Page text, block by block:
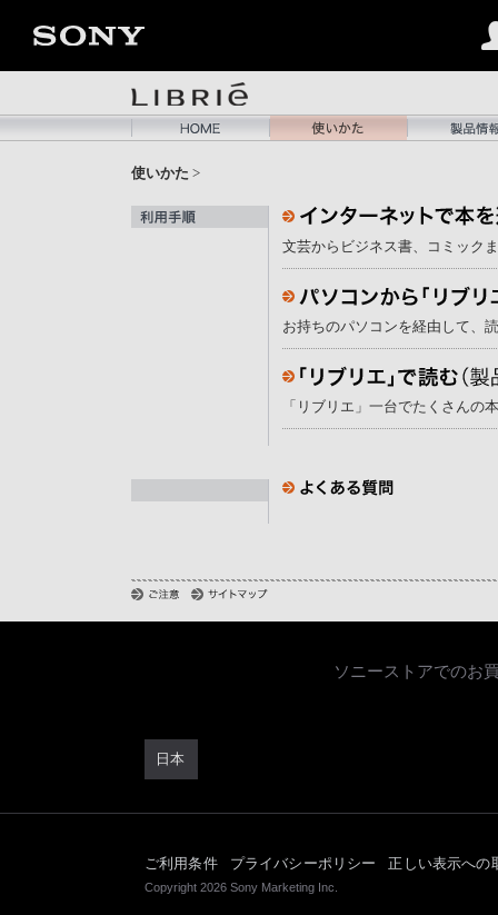
使いかた >
文芸からビジネス書、コミック
お持ちのパソコンを経由して、
「リブリエ」一台でたくさんの
ソニーストアでのお
日本
ご利用条件 プライバシーポリシー 正しい表示への
Copyright 2026 Sony Marketing Inc.